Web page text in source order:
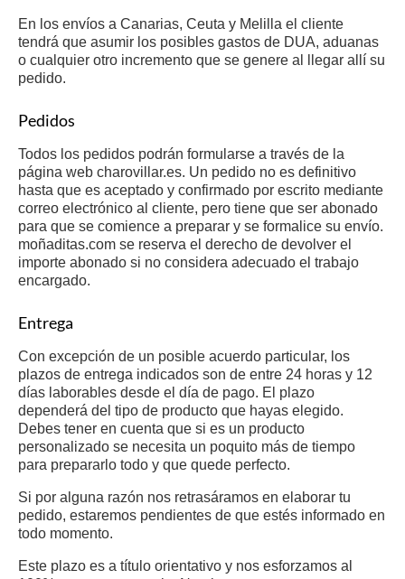
En los envíos a Canarias, Ceuta y Melilla el cliente
tendrá que asumir los posibles gastos de DUA, aduanas
o cualquier otro incremento que se genere al llegar allí su
pedido.
Pedidos
Todos los pedidos podrán formularse a través de la
página web charovillar.es. Un pedido no es definitivo
hasta que es aceptado y confirmado por escrito mediante
correo electrónico al cliente, pero tiene que ser abonado
para que se comience a preparar y se formalice su envío.
moñaditas.com se reserva el derecho de devolver el
importe abonado si no considera adecuado el trabajo
encargado.
Entrega
Con excepción de un posible acuerdo particular, los
plazos de entrega indicados son de entre 24 horas y 12
días laborables desde el día de pago. El plazo
dependerá del tipo de producto que hayas elegido.
Debes tener en cuenta que si es un producto
personalizado se necesita un poquito más de tiempo
para prepararlo todo y que quede perfecto.
Si por alguna razón nos retrasáramos en elaborar tu
pedido, estaremos pendientes de que estés informado en
todo momento.
Este plazo es a título orientativo y nos esforzamos al